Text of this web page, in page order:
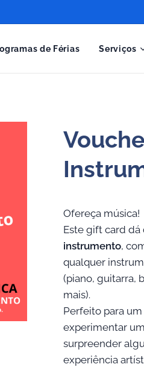
de Férias Serviços
Ofereça música!
Este gift card dá
instrumento,
qualquer
(piano, guitarra,
mais).
Perfeito para
experimentar
surpreender
experiência